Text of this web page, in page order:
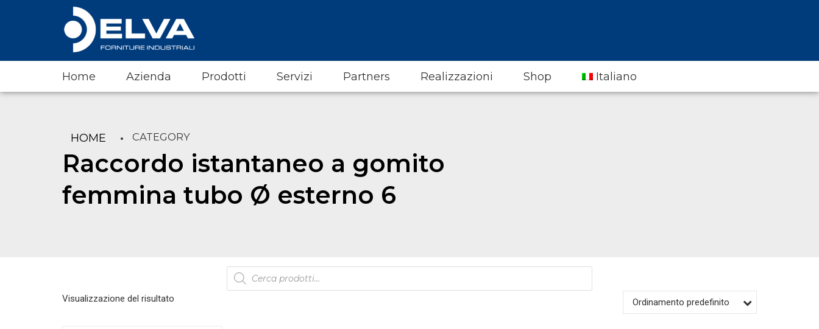
Home Azienda Prodotti Servizi Partners Realizzazioni Shop Italiano
HOME CATEGORY
Raccordo istantaneo a gomito
femmina tubo Ø esterno 6
Products
search
Visualizzazione del risultato Ordinamento predefinito